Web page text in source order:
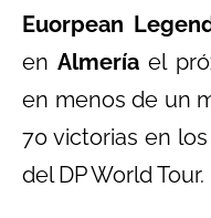
Euorpean
enAlmería el
en menos de un
70 victorias en
del DP World Tour.